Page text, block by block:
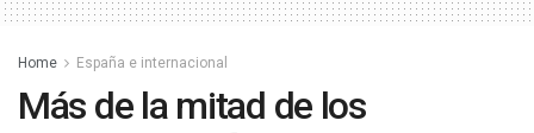
Home España e internacional
Más de la mitad de los